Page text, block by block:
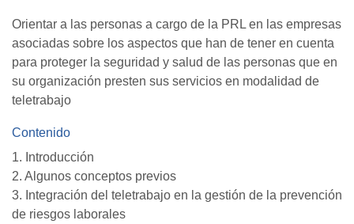
Orientar a las personas a cargo de la PRL en las empresas
asociadas sobre los aspectos que han de tener en cuenta
para proteger la seguridad y salud de las personas que en
su organización presten sus servicios en modalidad de
teletrabajo
Contenido
1. Introducción
2. Algunos conceptos previos
3. Integración del teletrabajo en la gestión de la prevención
de riesgos laborales